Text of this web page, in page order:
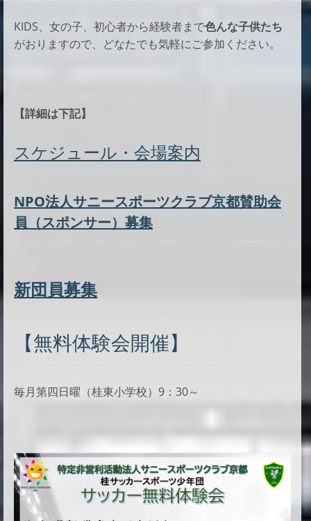
KIDS、女の子、初心者から経験者まで色んな子供たち
がおりますので、 どなたでも気軽にご参加ください。
【詳細は下記】
スケジュール・会場案内
NPO法人サニースポーツクラブ京都賛助会
員（スポンサー）募集
新団員募集
【無料体験会開催】
毎月第四日曜（桂東小学校）9：30～